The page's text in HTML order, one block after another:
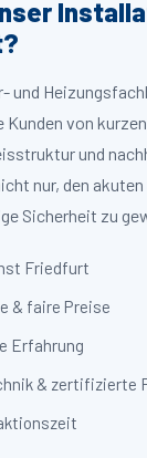
und
von
und
nur, den
Sicherheit zu
Friedfurt
& faire Preise
Erfahrung
& zertifizierte